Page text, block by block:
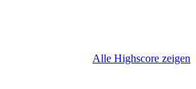
Alle Highscore zeigen